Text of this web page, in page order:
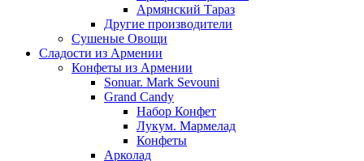
Армянский Тараз
Другие производители
Сушеные Овощи
Сладости из Армении
Конфеты из Армении
Sonuar. Mark Sevouni
Grand Candy
Набор Конфет
Лукум. Мармелад
Конфеты
Арколад